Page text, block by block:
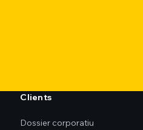
Clients
Dossier corporatiu